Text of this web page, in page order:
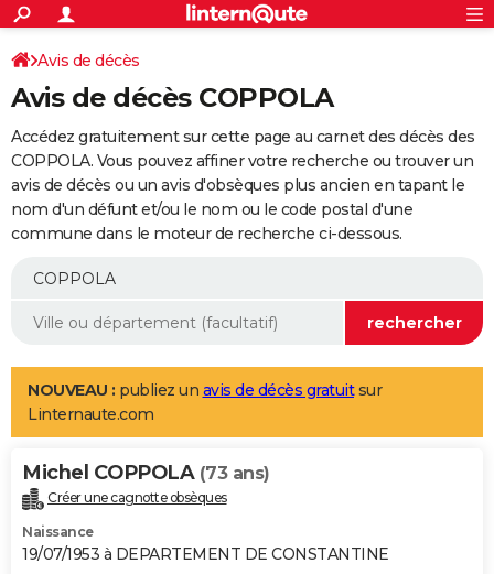
ACTUALITÉS
Politique
Société
Faits Divers
Education
Monde
Villes
+
SPORT
Coupe du monde 2026
Football
Tennis
Cyclisme
Rugby
Forum
Programme TV
TNT
Streaming
Cinéma
Sorties cinéma
Musique
+
FINANCE
Retraite
Epargne
Immobilier
Risques naturels par ville
Banque
Assurance
AUTO
Essais
Réserver un essai
Citadines
Berlines
SUV
Forum auto
+
Mobiles
Meilleur smartphone
Internet
Ordinateurs
Jeux vidéo
Guide high-tech
Aménagement intérieur
LIFESTYLE
Art de vivre
Bien-être
Loisirs
Mode
Modes de vie
Alimentation
Guide de la santé
Maladies
Médicaments
Sommeil
VOYAGE
Destinations
City break
Voyage nature
Voyage de noces
Forum
Climat
+PHOTO
GUIDES D'ACHAT
Avis de décès
Avis de décès COPPOLA
Accédez gratuitement sur cette page au carnet des décès des
COPPOLA. Vous pouvez affiner votre recherche ou trouver un
avis de décès ou un avis d'obsèques plus ancien en tapant le
nom d'un défunt et/ou le nom ou le code postal d'une
commune dans le moteur de recherche ci-dessous.
NOUVEAU : publiez un avis de décès gratuitsur
Linternaute.com
Michel COPPOLA (73 ans)
Créer une cagnotte obsèques
Naissance
19/07/1953 à DEPARTEMENT DE CONSTANTINE